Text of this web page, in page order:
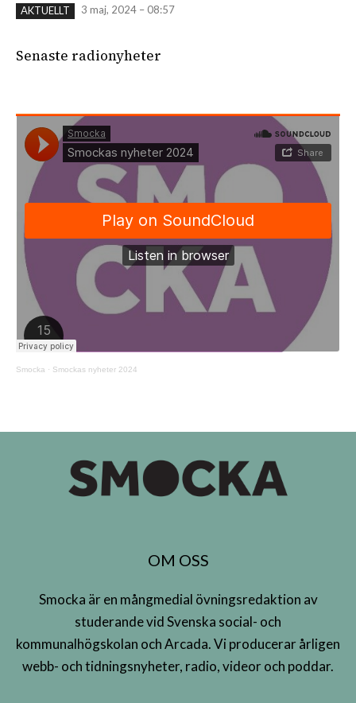
AKTUELLT 3 maj, 2024 – 08:57
Senaste radionyheter
Smocka · Smockas nyheter 2024
OM OSS
Smocka är en mångmedial övningsredaktion av
studerande vid Svenska social- och
kommunalhögskolan och Arcada. Vi producerar årligen
webb- och tidningsnyheter, radio, videor och poddar.